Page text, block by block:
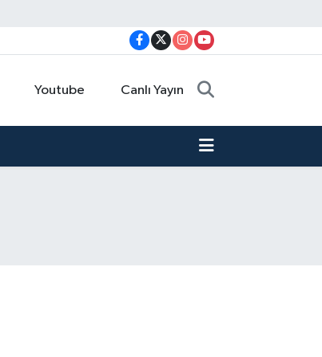
Youtube Canlı Yayın